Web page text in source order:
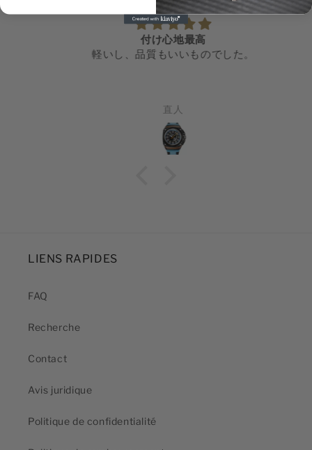
付け心地最高
軽いし、品質もいいものでした。
直人
LIENS RAPIDES
FAQ
Recherche
Contact
Avis juridique
Politique de confidentialité